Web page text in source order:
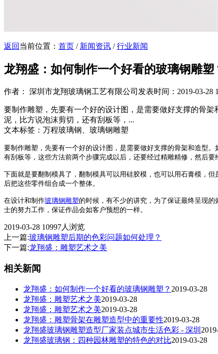
返回 当前位置： 首页 / 新闻资讯 /行业新闻
龙翔盛：如何制作一个好看的玻璃钢雕塑
作者： 深圳市龙翔玻璃钢工艺有限公司 发表时间：2019-03-28
要制作雕塑，先要有一个好的设计图，是需要做好支撑的骨
泥，比方说泡沫剪切，还有刮板等，...
文本标签：万程玻璃钢、玻璃钢雕塑
要制作雕塑，先要有一个好的设计图，是需要做好支撑的骨架和造型
有刮板等，这些方法前两个步骤完成以后，还要经过精雕精修，然后
下面就是要翻制模具了，翻制模具可以用硅胶模，也可以用石膏模，
后把这些零件组合成一个整体。
在设计和制作玻璃钢雕塑的时候，有不少的讲究，为了保证最终呈现
士的努力工作，保证作品会如客户预想的一样。
2019-03-28 10997人浏览
上一篇:玻璃钢雕塑后期的色彩问题如何处理？
下一篇:龙翔盛：雕塑艺术之美
相关新闻
龙翔盛：如何制作一个好看的玻璃钢雕塑？ 2019-03-28
龙翔盛：雕塑艺术之美2019-03-28
龙翔盛：雕塑艺术之美2019-03-28
龙翔盛：雕塑骨架在雕塑造型中的重要性2019-03-28
龙翔盛玻璃钢雕塑造型厂家装点城市生活色彩 - 深圳
龙翔盛玻璃钢：四种园林雕塑的特色的对比2019-03-28